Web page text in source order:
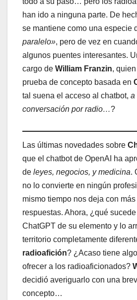
han ido a ninguna parte. De
se mantiene como una especie
paralelo», pero de vez en
algunos puentes interesantes.
cargo de William Franzin,
prueba de concepto basada en
tal suena el acceso al chatbot, a
conversación por radio…?
Las últimas novedades sobre
que el chatbot de OpenAI ha
de leyes, negocios, y medicina.
no lo convierte en ningún
mismo tiempo nos deja con
respuestas. Ahora, ¿qué
ChatGPT de su elemento y lo
territorio completamente
radioafición? ¿Acaso tiene
ofrecer a los radioaficionados?
decidió averiguarlo con una
concepto…